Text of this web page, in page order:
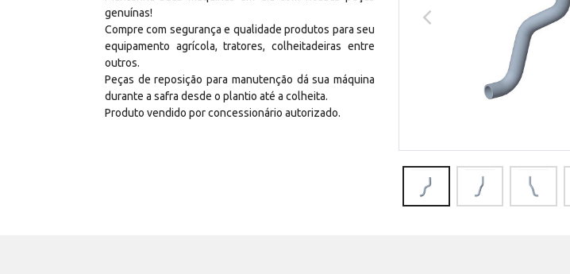
genuínas!
Compre com segurança e qualidade produtos para seu
equipamento agrícola, tratores, colheitadeiras entre
outros.
Peças de reposição para manutenção dá sua máquina
durante a safra desde o plantio até a colheita.
Produto vendido por concessionário autorizado.